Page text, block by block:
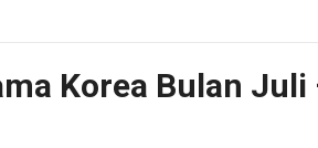
Korea Bulan Juli